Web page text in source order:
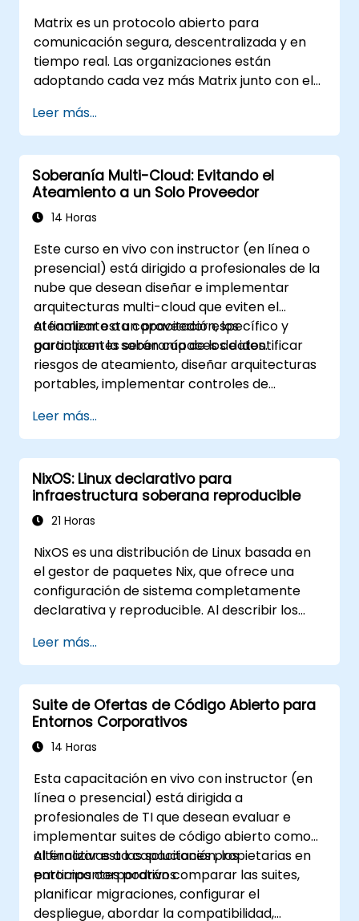
Matrix es un protocolo abierto para
comunicación segura, descentralizada y en
tiempo real. Las organizaciones están
adoptando cada vez más Matrix junto con el
Microsoft Teams para mantener el cifrado de
extremo a extremo, la residencia de datos
on-premise y la federación con socios
externos de confianza.
Leer más...
Soberanía Multi-Cloud: Evitando el
Ateamiento a un Solo Proveedor
14 Horas
Este curso en vivo con instructor (en línea o
presencial) está dirigido a profesionales de la
nube que desean diseñar e implementar
arquitecturas multi-cloud que eviten el
ateamiento a un proveedor específico y
garanticen la soberanía de los datos.
Al finalizar esta capacitación, los
participantes serán capaces de identificar
riesgos de ateamiento, diseñar arquitecturas
portables, implementar controles de
herramientas independientes de la nube
específica.
Leer más...
NixOS: Linux declarativo para
infraestructura soberana reproducible
21 Horas
NixOS es una distribución de Linux basada en
el gestor de paquetes Nix, que ofrece una
configuración de sistema completamente
declarativa y reproducible. Al describir los
funciones puras, NixOS elimina la deriva de
configuración y permite restauraciones
atómicas, lo que la convierte en ideal para
infraestructuras soberanas que deben ser
auditable y exactamente reproducibles.
Leer más...
Suite de Ofertas de Código Abierto para
Entornos Corporativos
14 Horas
Esta capacitación en vivo con instructor (en
línea o presencial) está dirigida a
profesionales de TI que desean evaluar e
implementar suites de código abierto como
alternativas a las soluciones propietarias en
entornos corporativos.
Al finalizar esta capacitación, los
participantes podrán comparar las suites,
planificar migraciones, configurar el
despliegue, abordar la compatibilidad,